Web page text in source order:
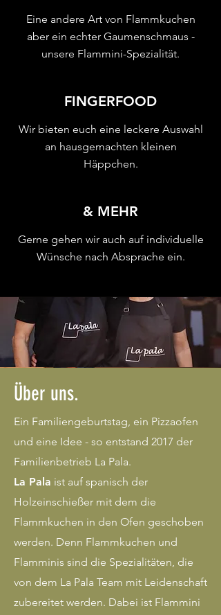
Eine andere Art von Flammkuchen
aber ein echter Gaumenschmaus -
unsere Flammini-Spezialität.
FINGERFOOD
Wir bieten euch eine leckere Auswahl
an hausgemachten kleinen
Häppchen.
& MEHR
Gerne gehen wir auch auf individuelle
Wünsche nach Absprache ein.
Über uns.
Ein Familiengeburtstag, ein Pizzaofen
und eine Idee - so entstand 2017 der
Familienbetrieb La Pala.
La Pala ist auf spanisch der
Holzeinschießer mit dem die
Flammkuchen in den Ofen geschoben
werden. Denn Flammkuchen und
Flamminis sind die Spezialitäten, die
von dem La Pala Team mit Leidenschaft
zubereitet werden. Dabei ist Flammini